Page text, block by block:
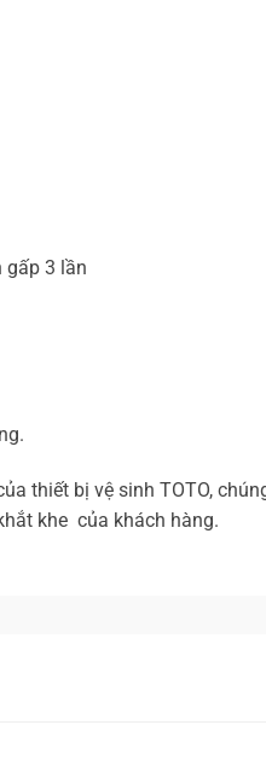
gấp 3 lần
thiết bị vệ sinh TOTO,
khe của khách hàng.